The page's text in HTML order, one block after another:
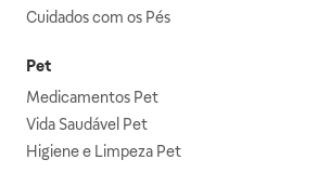
Cuidados com os Pés
Pet
Medicamentos Pet
Vida Saudável Pet
Higiene e Limpeza Pet